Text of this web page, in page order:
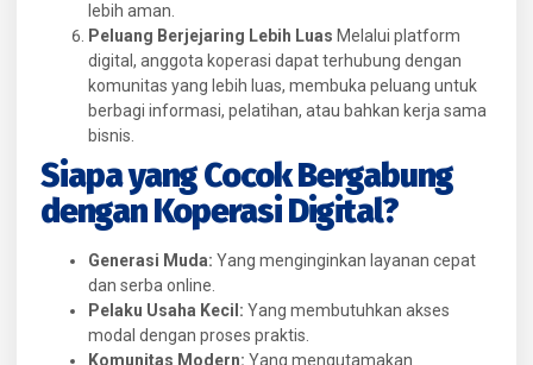
lebih aman.
Peluang Berjejaring Lebih Luas Melalui platform
digital, anggota koperasi dapat terhubung dengan
komunitas yang lebih luas, membuka peluang untuk
berbagi informasi, pelatihan, atau bahkan kerja sama
bisnis.
Siapa yang Cocok Bergabung
dengan Koperasi Digital?
Generasi Muda: Yang menginginkan layanan cepat
dan serba online.
Pelaku Usaha Kecil: Yang membutuhkan akses
modal dengan proses praktis.
Komunitas Modern: Yang mengutamakan